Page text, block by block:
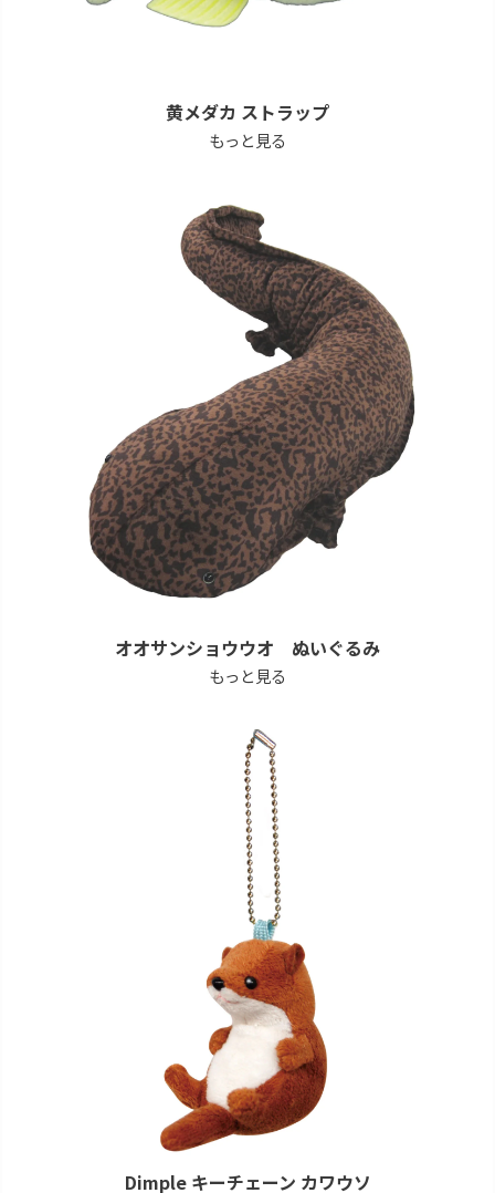
黄メダカ ストラップ
もっと見る
オオサンショウウオ ぬいぐるみ
もっと見る
Dimple キーチェーン カワウソ